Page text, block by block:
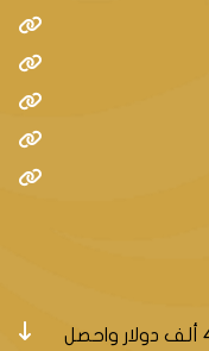
اشتري عقارًا بقيمة 400 ألف دولار واحصل